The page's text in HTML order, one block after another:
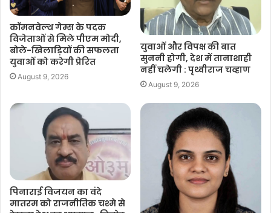
कॉमनवेल्थ गेम्स के पदक
विजेताओं से मिले पीएम मोदी,
बोले-खिलाड़ियों की सफलता
युवाओं को करेगी प्रेरित
August 9, 2026
युवाओं और विपक्ष की बात
सुननी होगी, देश में तानाशाही
नहीं चलेगी : पृथ्वीराज चव्हाण
August 9, 2026
पिनाराई विजयन का वंदे
मातरम को राजनीतिक चश्मे से